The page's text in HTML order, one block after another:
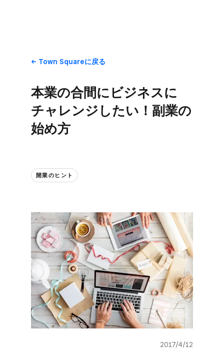
Town Squareに​戻る
本業の​合間に​ビジネスに​
チャレンジしたい！​副業の​
始め方
開業の​ヒント
2017/4/12